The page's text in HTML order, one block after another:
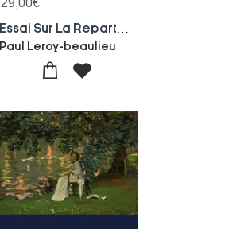
29,00€
Paul Leroy-beaulieu